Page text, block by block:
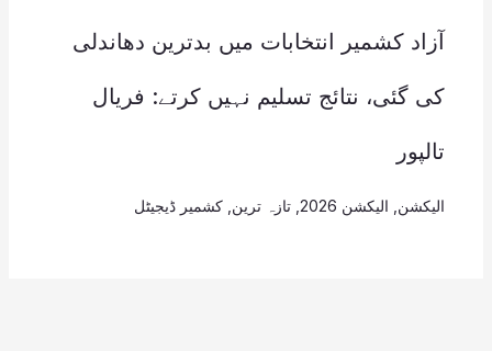
آزاد کشمیر انتخابات میں بدترین دھاندلی
کی گئی، نتائج تسلیم نہیں کرتے: فریال
تالپور
الیکشن الیکشن 2026 , تازہ ترین کشمیر ڈیجیٹل